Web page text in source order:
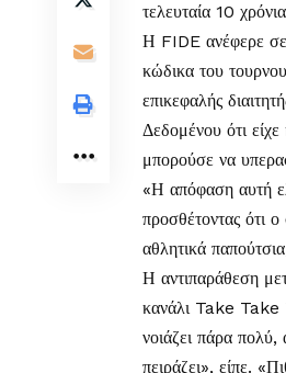
τελευταία 10
Η FIDE ανέφερε
κώδικα του
επικεφαλής
Δεδομένου ότι
μπορούσε να
«Η απόφαση αυτή
προσθέτοντας ότι
αθλητικά
Η αντιπαράθεση
κανάλι Take Take
νοιάζει πάρα
πειράζει», είπε.